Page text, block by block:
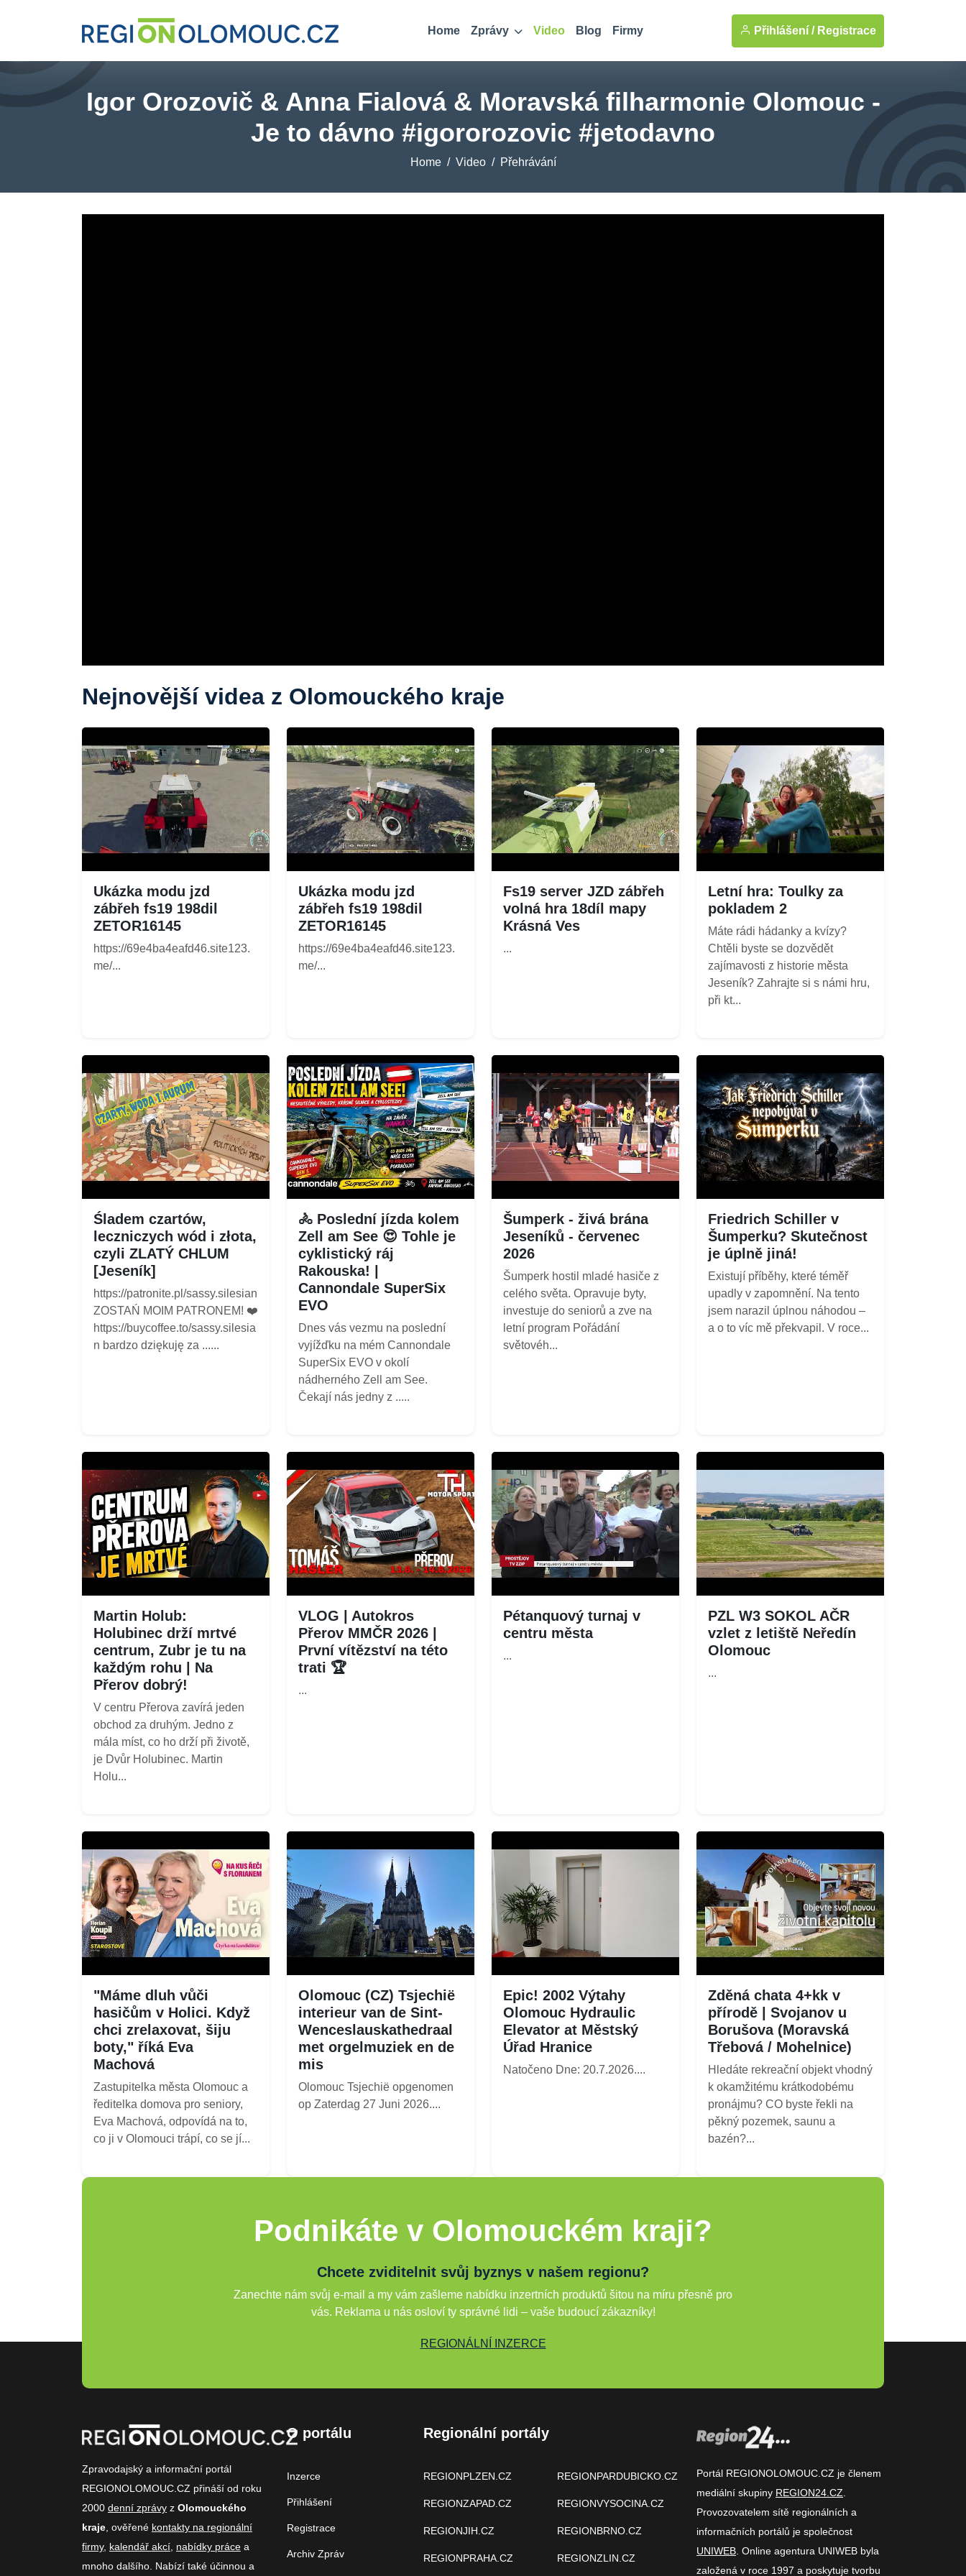
Home Zprávy Video Blog Firmy Přihlášení / Registrace
Igor Orozovič & Anna Fialová & Moravská filharmonie Olomouc -
Je to dávno #igororozovic #jetodavno
Home Video Přehrávání
Nejnovější videa z Olomouckého kraje
Ukázka modu jzd
zábřeh fs19 198dil
ZETOR16145
https://69e4ba4eafd46.site123.
me/...
Ukázka modu jzd
zábřeh fs19 198dil
ZETOR16145
https://69e4ba4eafd46.site123.
me/...
Fs19 server JZD zábřeh
volná hra 18díl mapy
Krásná Ves
...
Letní hra: Toulky za
pokladem 2
Máte rádi hádanky a kvízy?
Chtěli byste se dozvědět
zajímavosti z historie města
Jeseník? Zahrajte si s námi hru,
při kt...
Śladem czartów,
leczniczych wód i złota,
czyli ZLATÝ CHLUM
[Jeseník]
https://patronite.pl/sassy.silesian
ZOSTAŃ MOIM PATRONEM! ❤️
https://buycoffee.to/sassy.silesia
n bardzo dziękuję za ......
🚴 Poslední jízda kolem
Zell am See 😍 Tohle je
cyklistický ráj
Rakouska! |
Cannondale SuperSix
EVO
Dnes vás vezmu na poslední
vyjížďku na mém Cannondale
SuperSix EVO v okolí
nádherného Zell am See.
Čekají nás jedny z .....
Šumperk - živá brána
Jeseníků - červenec
2026
Šumperk hostil mladé hasiče z
celého světa. Opravuje byty,
investuje do seniorů a zve na
letní program Pořádání
světovéh...
Friedrich Schiller v
Šumperku? Skutečnost
je úplně jiná!
Existují příběhy, které téměř
upadly v zapomnění. Na tento
jsem narazil úplnou náhodou –
a o to víc mě překvapil. V roce...
Martin Holub:
Holubinec drží mrtvé
centrum, Zubr je tu na
každým rohu | Na
Přerov dobrý!
V centru Přerova zavírá jeden
obchod za druhým. Jedno z
mála míst, co ho drží při životě,
je Dvůr Holubinec. Martin
Holu...
VLOG | Autokros
Přerov MMČR 2026 |
První vítězství na této
trati 🏆
...
Pétanquový turnaj v
centru města
...
PZL W3 SOKOL AČR
vzlet z letiště Neředín
Olomouc
...
"Máme dluh vůči
hasičům v Holici. Když
chci zrelaxovat, šiju
boty," říká Eva
Machová
Zastupitelka města Olomouc a
ředitelka domova pro seniory,
Eva Machová, odpovídá na to,
co ji v Olomouci trápí, co se jí...
Olomouc (CZ) Tsjechië
interieur van de Sint-
Wenceslauskathedraal
met orgelmuziek en de
mis
Olomouc Tsjechië opgenomen
op Zaterdag 27 Juni 2026....
Epic! 2002 Výtahy
Olomouc Hydraulic
Elevator at Městský
Úřad Hranice
Natočeno Dne: 20.7.2026....
Zděná chata 4+kk v
přírodě | Svojanov u
Borušova (Moravská
Třebová / Mohelnice)
Hledáte rekreační objekt vhodný
k okamžitému krátkodobému
pronájmu? CO byste řekli na
pěkný pozemek, saunu a
bazén?...
Podnikáte v Olomouckém kraji?
Chcete zviditelnit svůj byznys v našem regionu?
Zanechte nám svůj e-mail a my vám zašleme nabídku inzertních produktů šitou na míru přesně pro
vás. Reklama u nás osloví ty správné lidi – vaše budoucí zákazníky!
REGIONÁLNÍ INZERCE
Zpravodajský a informační portál
REGIONOLOMOUC.CZ přináší od roku
2000 denní zprávy z Olomouckého
kraje , ověřené kontakty na regionální
firmy, kalendář akcí nabídky práce a
mnoho dalšího. Nabízí také účinnou a
O portálu
Inzerce
Přihlášení
Registrace
Archiv Zpráv
Regionální portály
REGIONPLZEN.CZ
REGIONZAPAD.CZ
REGIONJIH.CZ
REGIONPRAHA.CZ
REGIONPARDUBICKO.CZ
REGIONVYSOCINA.CZ
REGIONBRNO.CZ
REGIONZLIN.CZ
Portál REGIONOLOMOUC.CZ je členem
mediální skupiny REGION24.CZ
Provozovatelem sítě regionálních a
informačních portálů je společnost
UNIWEB . Online agentura UNIWEB byla
založená v roce 1997 a poskytuje tvorbu